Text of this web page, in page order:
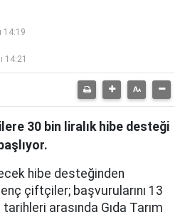
14:19
14:21
30 bin liralık hibe desteği
hibe desteğinden
çiftçiler; başvurularını 13
arasında Gıda Tarım